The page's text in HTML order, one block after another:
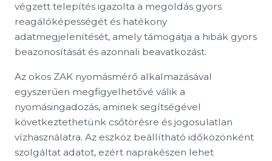
végzett telepítés igazolta a megoldás gyors
reagálóképességét és hatékony
adatmegjelenítését, amely támogatja a hibák gyors
beazonosítását és azonnali beavatkozást.
Az okos ZAK nyomásmérő alkalmazásával
egyszerűen megfigyelhetővé válik a
nyomásingadozás, aminek segítségével
következtethetünk csőtörésre és jogosulatlan
vízhasználatra. Az eszköz beállítható időközönként
szolgáltat adatot, ezért naprakészen lehet